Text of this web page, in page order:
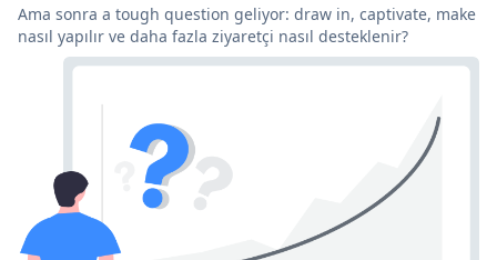
Ama sonra a tough question geliyor: draw in, captivate, make
nasıl yapılır ve daha fazla ziyaretçi nasıl desteklenir?